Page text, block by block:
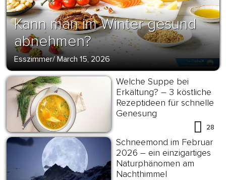
Kann man im Winter gesund
abnehmen?
Esszimmer/March 15, 2026
Welche Suppe bei
Erkältung? – 3 köstliche
Rezeptideen für schnelle
Genesung
28
Schneemond im Februar
2026 – ein einzigartiges
Naturphänomen am
Nachthimmel